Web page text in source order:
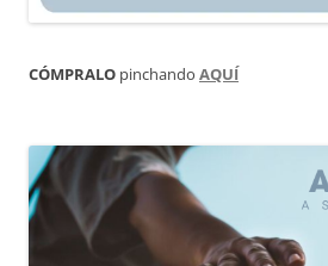
CÓMPRALO pinchando AQUÍ